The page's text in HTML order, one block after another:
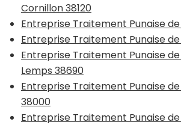
Cornillon 38120
Entreprise Traitement Punaise de
Entreprise Traitement Punaise de
Entreprise Traitement Punaise
Lemps 38690
Entreprise Traitement Punaise
38000
Entreprise Traitement Punaise de